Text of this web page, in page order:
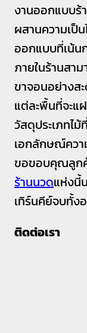
งานออกแบบร้
ผสานความเป็
ออกแบบที่เน้น
ภายในร้านสา
ขาจอนอย่างส
แต่ละพื้นที่จะแ
วัสดุประเภทไ
เอกลักษณ์คว
ขอขอบคุณลูกค้
ร้านนวดแห่งนี้
เทิร์นคีย์จบทั้ง
ติดต่อเรา⁣